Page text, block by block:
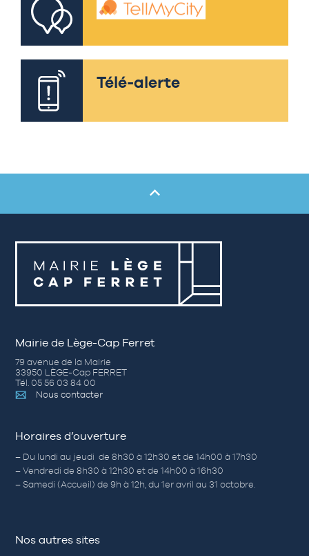
Télé-alerte
Mairie de Lège-Cap Ferret
79 avenue de la Mairie
33950 LÈGE-Cap FERRET
Tél. 05 56 03 84 00
Nous contacter
Horaires d’ouverture
– Du lundi au jeudi de 8h30 à 12h30 et de 14h00 à 17h30
– Vendredi de 8h30 à 12h30 et de 14h00 à 16h30
– Samedi (Accueil) de 9h à 12h, du 1er avril au 31 octobre.
Nos autres sites